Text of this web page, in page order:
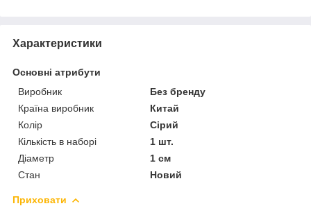
Характеристики
Основні атрибути
Виробник
Без бренду
Країна виробник
Китай
Колір
Сірий
Кількість в наборі
1 шт.
Діаметр
1 см
Стан
Новий
Приховати